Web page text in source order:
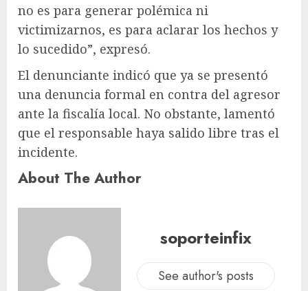
no es para generar polémica ni
victimizarnos, es para aclarar los hechos y
lo sucedido”, expresó.
El denunciante indicó que ya se presentó
una denuncia formal en contra del agresor
ante la fiscalía local. No obstante, lamentó
que el responsable haya salido libre tras el
incidente.
About The Author
soporteinfix
See author's posts